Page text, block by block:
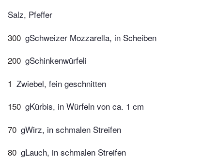
Salz, Pfeffer
300 gSchweizer Mozzarella, in Scheiben
200 gSchinkenwürfeli
1 Zwiebel, fein geschnitten
150 gKürbis, in Würfeln von ca. 1 cm
70 gWirz, in schmalen Streifen
80 gLauch, in schmalen Streifen